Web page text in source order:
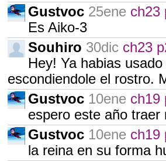
Gustvoc 25ene ch23
Es Aiko-3
Souhiro 30dic ch23
Hey! Ya habias
escondiendole el rostro.
Gustvoc 10ene ch19
espero este año traer
Gustvoc 10ene ch19
la reina en su forma